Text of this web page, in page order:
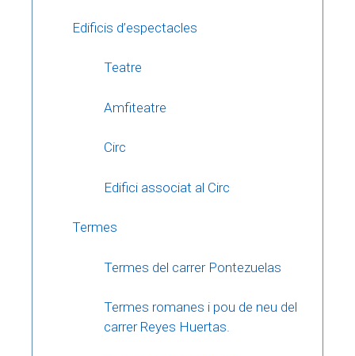
Edificis d’espectacles
Teatre
Amfiteatre
Circ
Edifici associat al Circ
Termes
Termes del carrer Pontezuelas
Termes romanes i pou de neu del
carrer Reyes Huertas.